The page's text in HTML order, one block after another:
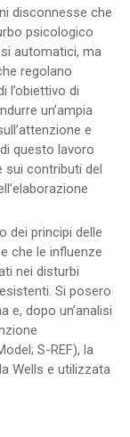
disconnesse che
psicologico
automatici, ma
regolano
l’obiettivo di
un’ampia
e
questo lavoro
sui contributi del
dei principi delle
che le influenze
nei disturbi
Si posero
e, dopo un’analisi
S-REF), la
Wells e utilizzata